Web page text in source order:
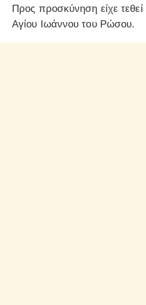
Προς προσκύνηση είχε τεθεί
Αγίου Ιωάννου του Ρώσου.